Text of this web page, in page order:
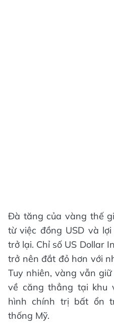
Đà tăng của vàng thế
từ việc đồng USD và
trở lại. Chỉ số US Dollar
trở nên đắt đỏ hơn với
Tuy nhiên, vàng vẫn
về căng thẳng tại khu
hình chính trị bất ổn
thống Mỹ.